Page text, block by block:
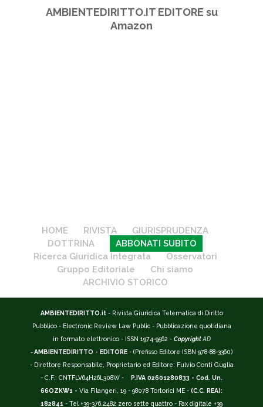
AMBIENTEDIRITTO.IT EDITORE su
Amazon
HOME RIVISTA
GIURISPRUDENZA
DOTTRINA
ABBONATI SUBITO
Ricerca Giuridica Integrata
Osservatori
Gruppo Editoriale
Chi siamo
ARCHIVIO STORICO
AMBIENTEDIRITTO.it - Rivista Giuridica Telematica di Diritto
Pubblico - Electronic Review Law Public - Pubblicazione quotidiana
in formato elettronico - ISSN 1974-9562 - Copyright AD
-AMBIENTEDIRITTO - EDITORE - (Prefisso Editore ISBN 978-88-3360)
- Direttore Responsabile, Proprietario ed Editore: Fulvio Conti Guglia
- C.F.: CNTFLV64H26L308W -
P.IVA 02601280833 - Cod. Un.
66OZKW1 - Via Filangeri, 19 - 98078 Tortorici ME - (C.C. REA):
182841 - Tel +39-376.2482 zero sette quattro - Fax digitale +39